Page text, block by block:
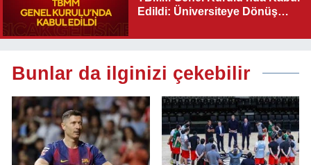
Edildi: Üniversiteye Dönüş
Bunlar da ilginizi çekebilir